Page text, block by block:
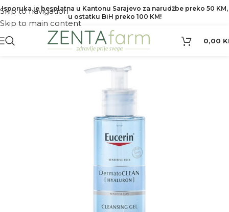
Skip to navigation
Skip to main content
Isporuka je besplatna u Kantonu Sarajevo za narudžbe preko 50 KM,
u ostatku BiH preko 100 KM!
0,00